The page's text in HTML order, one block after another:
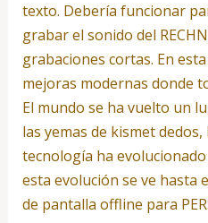
texto. Debería funcionar
grabar el sonido del
grabaciones cortas. En
mejoras modernas donde
El mundo se ha vuelto un
las yemas de kismet
tecnología ha
esta evolución se ve hasta
de pantalla offline para